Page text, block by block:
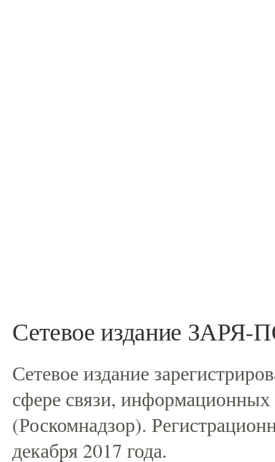
Сетевое издание
Сетевое издание
сфере связи,
(Роскомнадзор).
декабря 2017 года.